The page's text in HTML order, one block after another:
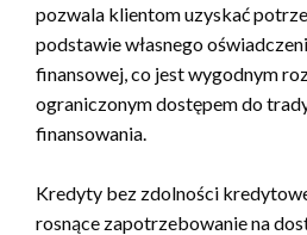
pozwala klientom uzyskać
podstawie własnego
finansowej, co jest wygodnym
ograniczonym dostępem do
finansowania.
Kredyty bez zdolności
rosnące zapotrzebowanie na